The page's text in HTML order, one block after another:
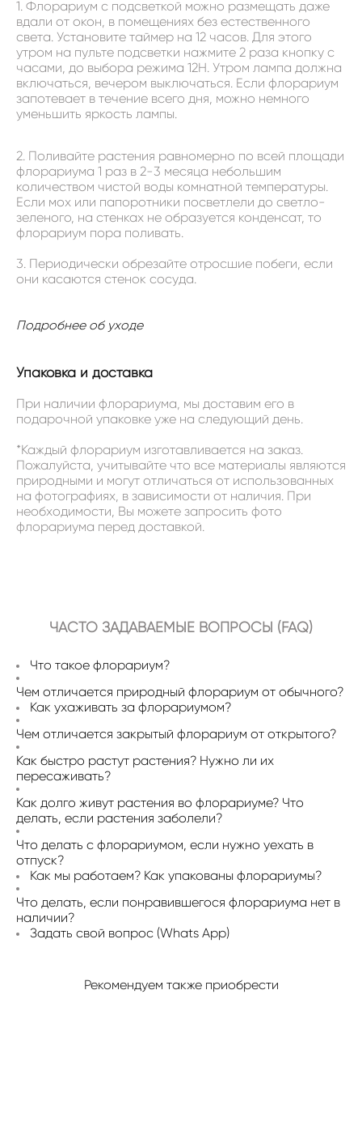
1. Флорариум с подсветкой можно размещать даже
вдали от окон, в помещениях без естественного
света. Установите таймер на 12 часов. Для этого
утром на пульте подсветки нажмите 2 раза кнопку с
часами, до выбора режима 12H. Утром лампа должна
включаться, вечером выключаться. Если флорариум
запотевает в течение всего дня, можно немного
уменьшить яркость лампы.
2. Поливайте растения равномерно по всей площади
флорариума 1 раз в 2-3 месяца небольшим
количеством чистой воды комнатной температуры.
Если мох или папоротники посветлели до светло-
зеленого, на стенках не образуется конденсат, то
флорариум пора поливать.
3. Периодически обрезайте отросшие побеги, если
они касаются стенок сосуда.
Подробнее об уходе
Упаковка и доставка
При наличии флорариума, мы доставим его в
подарочной упаковке уже на следующий день.
*Каждый флорариум изготавливается на заказ.
Пожалуйста, учитывайте что все материалы являются
природными и могут отличаться от использованных
на фотографиях, в зависимости от наличия. При
необходимости, Вы можете запросить фото
флорариума перед доставкой.
ЧАСТО ЗАДАВАЕМЫЕ ВОПРОСЫ (FAQ)
Что такое флорариум?
Чем отличается природный флорариум от обычного?
Как ухаживать за флорариумом?
Чем отличается закрытый флорариум от открытого?
Как быстро растут растения? Нужно ли их
пересаживать?
Как долго живут растения во флорариуме? Что
делать, если растения заболели?
Что делать с флорариумом, если нужно уехать в
отпуск?
Как мы работаем? Как упакованы флорариумы?
Что делать, если понравившегося флорариума нет в
наличии?
Задать свой вопрос (Whats App)
Рекомендуем также приобрести